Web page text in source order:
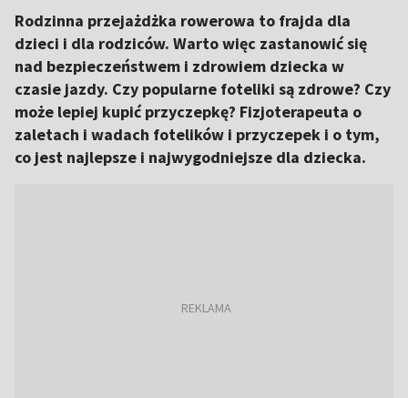
Rodzinna przejażdżka rowerowa to frajda dla
dzieci i dla rodziców. Warto więc zastanowić się
nad bezpieczeństwem i zdrowiem dziecka w
czasie jazdy. Czy popularne foteliki są zdrowe? Czy
może lepiej kupić przyczepkę? Fizjoterapeuta o
zaletach i wadach fotelików i przyczepek i o tym,
co jest najlepsze i najwygodniejsze dla dziecka.